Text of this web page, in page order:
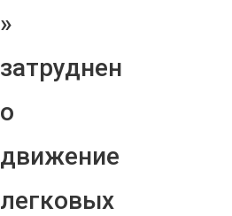
»
затруднен
о
движение
легковых